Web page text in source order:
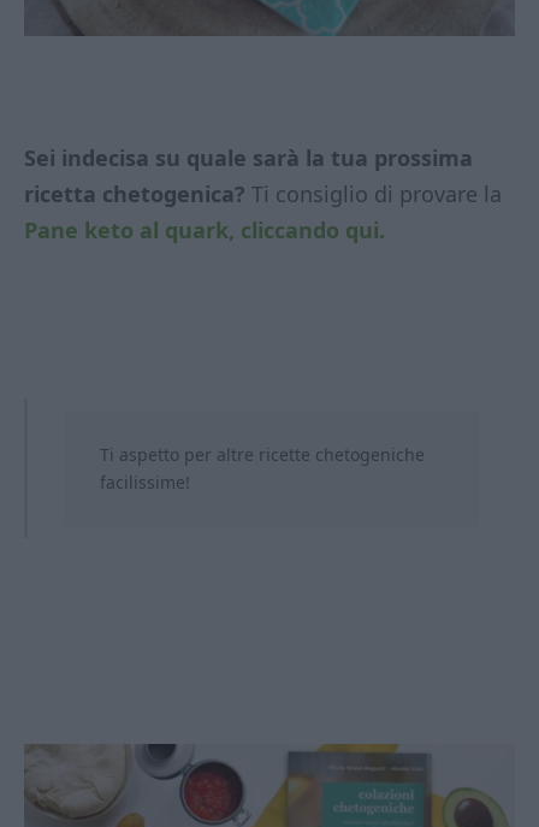
Sei indecisa su quale sarà la tua prossima
ricetta chetogenica? Ti consiglio di provare la
Pane keto al quark, cliccando qui.
Ti aspetto per altre ricette chetogeniche
facilissime!